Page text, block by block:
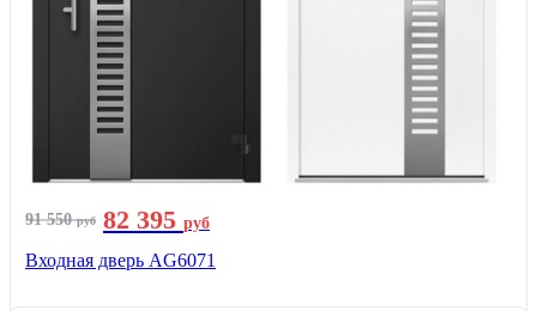
91 550руб 82 395 руб
Входная дверь AG6071